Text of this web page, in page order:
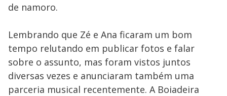
de namoro.
Lembrando que Zé e Ana ficaram um bom
tempo relutando em publicar fotos e falar
sobre o assunto, mas foram vistos juntos
diversas vezes e anunciaram também uma
parceria musical recentemente. A Boiadeira